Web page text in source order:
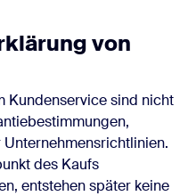
von
Kundenservice sind nicht
des Kaufs
entstehen später keine